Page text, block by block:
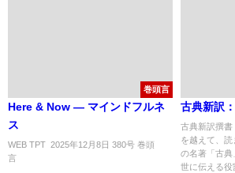
巻頭言
Here & Now ― マインドフルネ
ス
WEB TPT 2025年12月8日 380号 巻頭
言
古典新訳
古典新訳撰
を越えて、
の名著「古典
世に伝える役